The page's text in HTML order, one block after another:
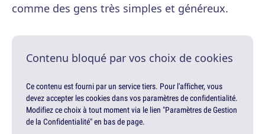
comme des gens très simples et généreux.
Contenu bloqué par vos choix de cookies
Ce contenu est fourni par un service tiers. Pour l'afficher, vous
devez accepter les cookies dans vos paramètres de confidentialité.
Modifiez ce choix à tout moment via le lien "Paramètres de Gestion
de la Confidentialité" en bas de page.